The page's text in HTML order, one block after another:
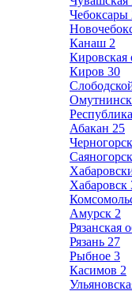
Чебоксары
Канаш 2
Кировская
Киров 30
Омутнинск
Абакан 25
Черногорск
Саяногорск
Хабаровск
Амурск 2
Рязанская
Рязань 27
Рыбное 3
Касимов 2